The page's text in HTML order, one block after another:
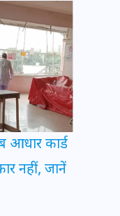
आधार कार्ड
नहीं, जानें